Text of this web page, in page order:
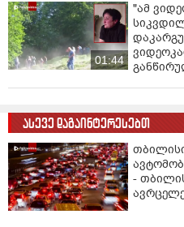
01:44
"ამ
ასევე დაგაინტერესებთ
-